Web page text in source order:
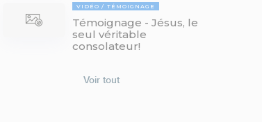
VIDÉO TÉMOIGNAGE
Témoignage - Jésus, le
seul véritable
consolateur!
Voir tout